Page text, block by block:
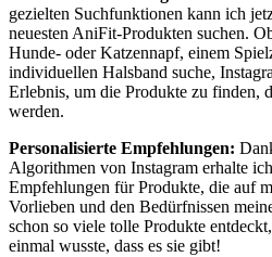
gezielten Suchfunktionen kann ich
neuesten AniFit-Produkten ​suchen.
Hunde- ⁤oder Katzennapf, einem
individuellen‌ Halsband​ suche,
Erlebnis, um die Produkte zu ⁣finden,
⁣werden.
Personalisierte Empfehlungen:
Algorithmen⁤ von Instagram erhalte⁤
Empfehlungen für Produkte, die auf
Vorlieben und den ⁤Bedürfnissen
schon ‍so​ viele tolle ​Produkte
einmal⁢ wusste, dass es ​sie gibt!